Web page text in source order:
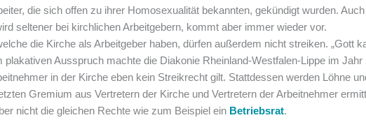
die sich offen zu ihrer Homosexualität bekannten, gekündigt wurden. Auch
seltener bei kirchlichen Arbeitgebern, kommt aber immer wieder vor.
die Kirche als Arbeitgeber haben, dürfen außerdem nicht streiken. „Gott
plakativen Ausspruch machte die Diakonie Rheinland-Westfalen-Lippe im Jahr
in der Kirche eben kein Streikrecht gilt. Stattdessen werden Löhne
Gremium aus Vertretern der Kirche und Vertretern der Arbeitnehmer
nicht die gleichen Rechte wie zum Beispiel ein Betriebsrat.